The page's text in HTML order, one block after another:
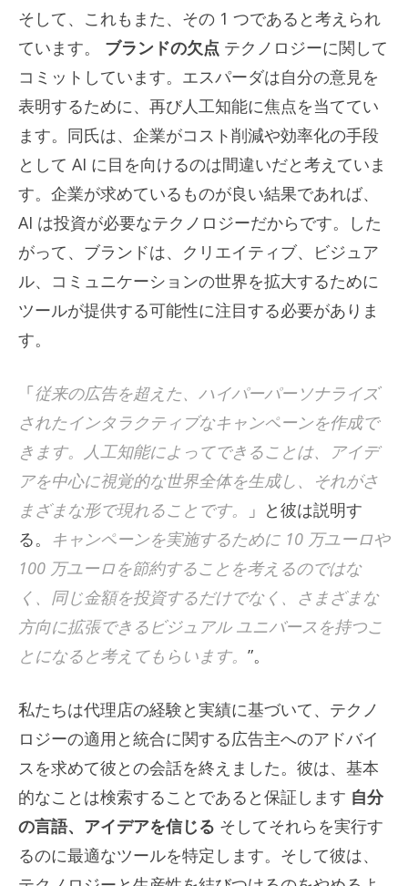
そして、これもまた、その 1 つであると考えられ
ています。 ブランドの欠点 テクノロジーに関して
コミットしています。エスパーダは自分の意見を
表明するために、再び人工知能に焦点を当ててい
ます。同氏は、企業がコスト削減や効率化の手段
として AI に目を向けるのは間違いだと考えていま
す。企業が求めているものが良い結果であれば、
AI は投資が必要なテクノロジーだからです。した
がって、ブランドは、クリエイティブ、ビジュア
ル、コミュニケーションの世界を拡大するために
ツールが提供する可能性に注目する必要がありま
す。
「従来の広告を超えた、ハイパーパーソナライズ
されたインタラクティブなキャンペーンを作成で
きます。人工知能によってできることは、アイデ
アを中心に視覚的な世界全体を生成し、それがさ
まざまな形で現れることです。
」と彼は説明す
る。 キャンペーンを実施するために 10 万ユーロや
100 万ユーロを節約することを考えるのではな
く、同じ金額を投資するだけでなく、さまざまな
方向に拡張できるビジュアル ユニバースを持つこ
とになると考えてもらいます。 ”。
私たちは代理店の経験と実績に基づいて、テクノ
ロジーの適用と統合に関する広告主へのアドバイ
スを求めて彼との会話を終えました。彼は、基本
的なことは検索することであると保証します 自分
の言語、アイデアを信じる そしてそれらを実行す
るのに最適なツールを特定します。そして彼は、